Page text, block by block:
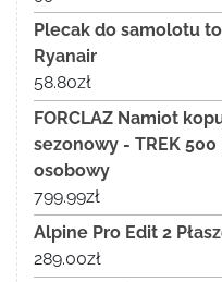
Plecak do samolotu
Ryanair
58.80zł
FORCLAZ Namiot
sezonowy - TREK
osobowy
799.99zł
Alpine Pro Edit 2
289.00zł